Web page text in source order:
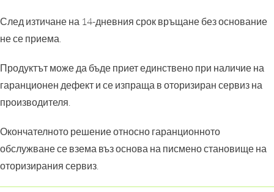
След изтичане на 14-дневния срок връщане без основание
не се приема.
Продуктът може да бъде приет единствено при наличие на
гаранционен дефект и се изпраща в оторизиран сервиз на
производителя.
Окончателното решение относно гаранционното
обслужване се взема въз основа на писмено становище на
оторизирания сервиз.